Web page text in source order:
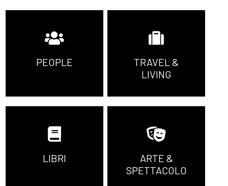
PEOPLE
TRAVEL &
LIVING
LIBRI
ARTE &
SPETTACOLO